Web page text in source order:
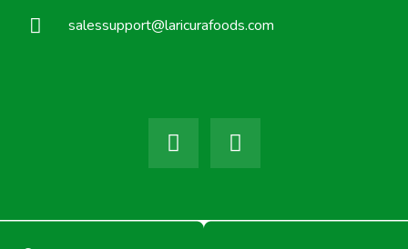
salessupport@laricurafoods.com